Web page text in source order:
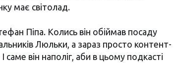
має світолад.
Піпа. Колись він обіймав посаду
Люльки, а зараз просто контент-
саме він наполіг, аби в цьому подкасті